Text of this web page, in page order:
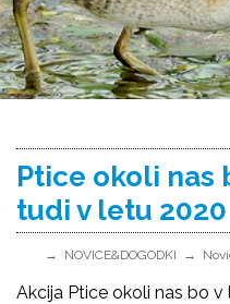
Ptice okoli nas
tudi v letu 2020
NOVICE&DOGODKI
Akcija Ptice okoli nas bo